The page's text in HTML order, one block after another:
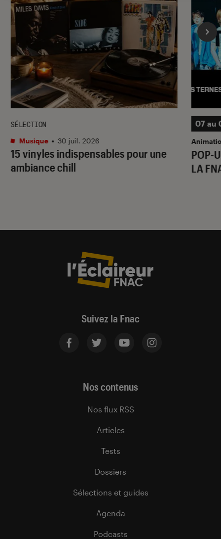
15 vinyles indispensables pour une
ambiance chill
SÉLECTION
Musique • 30 juil. 2026
POP-
LA
07 au
Suivez la Fnac
Nos contenus
Nos flux RSS
Articles
Tests
Dossiers
Sélections et guides
Agenda
Podcasts